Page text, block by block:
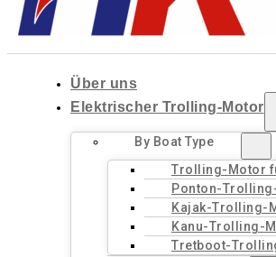
Über uns
Elektrischer Trolling-Motor
By Boat Type
Trolling-Motor
Ponton-
Kajak-Trolling-
Kanu-Trolling-
Tretboot-